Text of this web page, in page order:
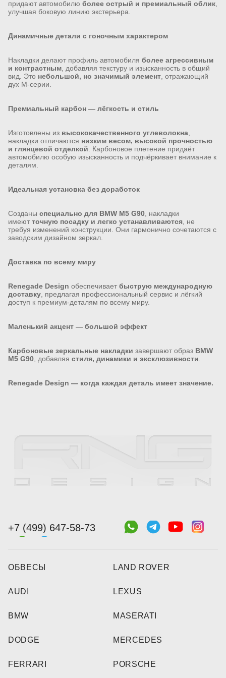
придают автомобилю более острый и премиальный облик
улучшая боковую линию экстерьера.
Динамичные детали с гоночным характером
Накладки делают профиль автомобиля более агрессивным
и контрастным , добавляя текстуру и изысканность в общий
вид. Это небольшой, но значимый элемент , отражающий
дух M-серии.
Премиальный карбон — лёгкость и стиль
Изготовлены из высококачественного углеволокна
накладки отличаются низким весом, высокой прочностью
и глянцевой отделкой . Карбоновое плетение придаёт
автомобилю особую изысканность и подчёркивает внимание к
деталям.
Идеальная установка без доработок
Созданы специально для BMW M5 G90 , накладки
имеют точную посадку и легко устанавливаются , не
требуя изменений конструкции. Они гармонично сочетаются с
заводским дизайном зеркал.
Доставка по всему миру
Renegade Design обеспечивает быструю международную
доставку , предлагая профессиональный сервис и лёгкий
доступ к премиум-деталям по всему миру.
Маленький акцент — большой эффект
Карбоновые зеркальные накладки завершают образ BMW
M5 G90 , добавляя стиля, динамики и эксклюзивности
Renegade Design — когда каждая деталь имеет значение.
+7 (499) 647-58-73
ОБВЕСЫ
AUDI
BMW
DODGE
FERRARI
LAND ROVER
LEXUS
MASERATI
MERCEDES
PORSCHE